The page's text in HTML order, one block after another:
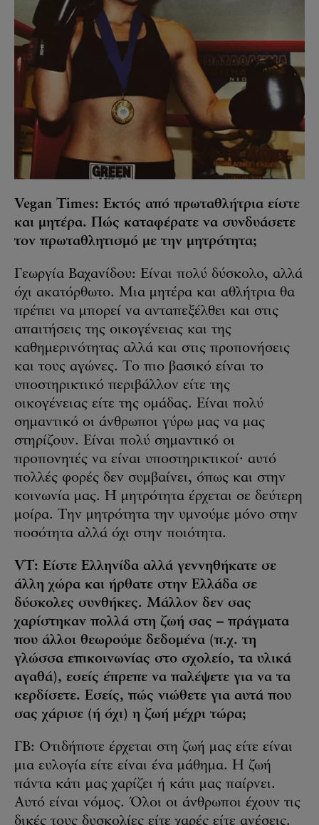
Vegan Times: Εκτός από πρωταθλήτρια είστε
και μητέρα. Πώς καταφέρατε να συνδυάσετε
τον πρωταθλητισμό με την μητρότητα;
Γεωργία Βαχανίδου: Είναι πολύ δύσκολο, αλλά
όχι ακατόρθωτο. Μια μητέρα και αθλήτρια θα
πρέπει να μπορεί να ανταπεξέλθει και στις
απαιτήσεις της οικογένειας και της
καθημερινότητας αλλά και στις προπονήσεις
και τους αγώνες. Το πιο βασικό είναι το
υποστηρικτικό περιβάλλον είτε της
οικογένειας είτε της ομάδας. Είναι πολύ
σημαντικό οι άνθρωποι γύρω μας να μας
στηρίζουν. Είναι πολύ σημαντικό οι
προπονητές να είναι υποστηρικτικοί· αυτό
πολλές φορές δεν συμβαίνει, όπως και στην
κοινωνία μας. Η μητρότητα έρχεται σε δεύτερη
μοίρα. Την μητρότητα την υμνούμε μόνο στην
ποσότητα αλλά όχι στην ποιότητα.
VT: Είστε Ελληνίδα αλλά γεννηθήκατε σε
άλλη χώρα και ήρθατε στην Ελλάδα σε
δύσκολες συνθήκες. Μάλλον δεν σας
χαρίστηκαν πολλά στη ζωή σας – πράγματα
που άλλοι θεωρούμε δεδομένα (π.χ. τη
γλώσσα επικοινωνίας στο σχολείο, τα υλικά
αγαθά), εσείς έπρεπε να παλέψετε για να τα
κερδίσετε. Εσείς, πώς νιώθετε για αυτά που
σας χάρισε (ή όχι) η ζωή μέχρι τώρα;
ΓΒ: Οτιδήποτε έρχεται στη ζωή μας είτε είναι
μια ευλογία είτε είναι ένα μάθημα. Η ζωή
πάντα κάτι μας χαρίζει ή κάτι μας παίρνει.
Αυτό είναι νόμος. Όλοι οι άνθρωποι έχουν τις
δικές τους δυσκολίες είτε χαρές είτε ανέσεις.